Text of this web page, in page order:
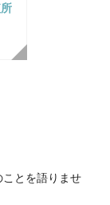
とを語りませ